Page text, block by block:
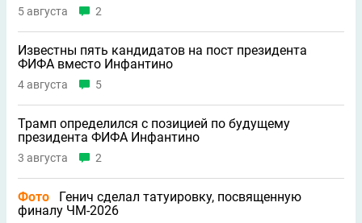
5 августа 2
Известны пять кандидатов на пост президента
ФИФА вместо Инфантино
4 августа 5
Трамп определился с позицией по будущему
президента ФИФА Инфантино
3 августа 2
Фото
Генич сделал татуировку, посвященную
финалу ЧМ-2026